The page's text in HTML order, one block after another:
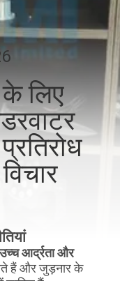
के लिए
आर्द्रता और
हैं और जुड़नार के